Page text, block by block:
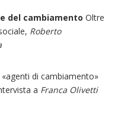
del cambiamentoOltre
Roberto
«agenti di cambiamento»
a Franca Olivetti